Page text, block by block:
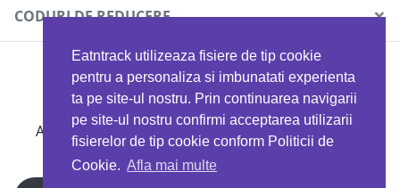
Eatntrack utilizeaza fisiere de tip cookie
pentru a personaliza si imbunatati experienta
ta pe site-ul nostru. Prin continuarea navigarii
pe site-ul nostru confirmi acceptarea utilizarii
fisierelor de tip cookie conform Politicii de
Cookie. Afla mai multe
Politica de confidențialitate
CODURI DE REDUCERE ×
MYPROTEIN
Ai 40%reducere la orice comandă folosind codul
EATTRACK